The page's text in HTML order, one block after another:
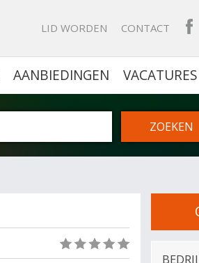
LID WORDEN CONTACT
AANBIEDINGEN VACATURES